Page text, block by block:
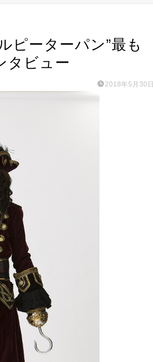
ピーターパン”最も
タビュー
2018年5月30日